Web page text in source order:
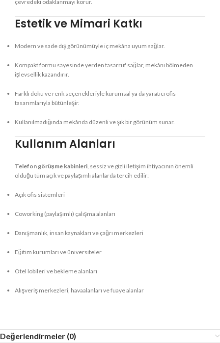
çevredeki odaklanmayı korur.
Estetik ve Mimari Katkı
Modern ve sade dış görünümüyle iç mekâna uyum sağlar.
Kompakt formu sayesinde yerden tasarruf sağlar, mekânı bölmeden
işlevsellik kazandırır.
Farklı doku ve renk seçenekleriyle kurumsal ya da yaratıcı ofis
tasarımlarıyla bütünleşir.
Kullanılmadığında mekânda düzenli ve şık bir görünüm sunar.
Kullanım Alanları
Telefon görüşme kabinleri, sessiz ve gizli iletişim ihtiyacının önemli
olduğu tüm açık ve paylaşımlı alanlarda tercih edilir:
Açık ofis sistemleri
Coworking (paylaşımlı) çalışma alanları
Danışmanlık, insan kaynakları ve çağrı merkezleri
Eğitim kurumları ve üniversiteler
Otel lobileri ve bekleme alanları
Alışveriş merkezleri, havaalanları ve fuaye alanlar
Değerlendirmeler (0)